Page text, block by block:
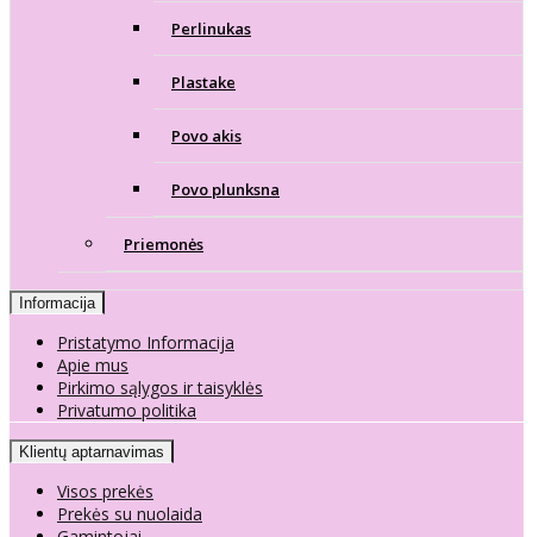
Perlinukas
Plastake
Povo akis
Povo plunksna
Priemonės
Informacija
Pristatymo Informacija
Apie mus
Pirkimo sąlygos ir taisyklės
Privatumo politika
Klientų aptarnavimas
Visos prekės
Prekės su nuolaida